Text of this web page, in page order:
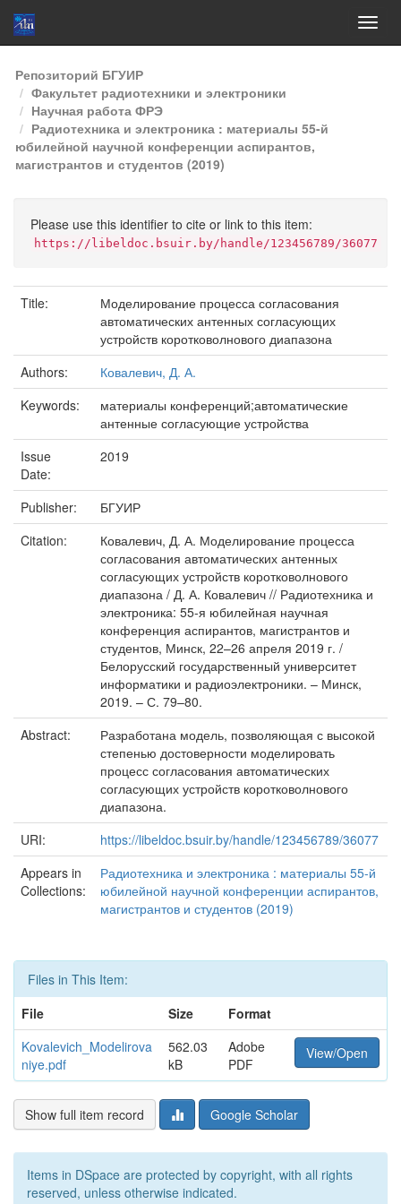
Skip
navigation
Репозиторий БГУИР
Факультет радиотехники и электроники
Научная работа ФРЭ
Радиотехника и электроника : материалы 55-й
юбилейной научной конференции аспирантов,
магистрантов и студентов (2019)
Please use this identifier to cite or link to this item:
https://libeldoc.bsuir.by/handle/123456789/36077
Title:
Моделирование процесса согласования
автоматических антенных согласующих
устройств коротковолнового диапазона
Authors:
Ковалевич, Д. А.
Keywords:
материалы конференций;автоматические
антенные согласующие устройства
Issue
Date:
2019
Publisher:
БГУИР
Citation:
Ковалевич, Д. А. Моделирование процесса
согласования автоматических антенных
согласующих устройств коротковолнового
диапазона / Д. А. Ковалевич // Радиотехника и
электроника: 55-я юбилейная научная
конференция аспирантов, магистрантов и
студентов, Минск, 22–26 апреля 2019 г. /
Белорусский государственный университет
информатики и радиоэлектроники. – Минск,
2019. – С. 79–80.
Abstract:
Разработана модель, позволяющая с высокой
степенью достоверности моделировать
процесс согласования автоматических
согласующих устройств коротковолнового
диапазона.
URI:
https://libeldoc.bsuir.by/handle/123456789/36077
Appears in
Collections:
Радиотехника и электроника : материалы 55-й
юбилейной научной конференции аспирантов,
магистрантов и студентов (2019)
Files in This Item:
File
Size
Format
Kovalevich_Modelirova
niye.pdf
562.03
kB
Adobe
PDF
View/Open
Show full item record Google Scholar
Items in DSpace are protected by copyright, with all rights
reserved, unless otherwise indicated.